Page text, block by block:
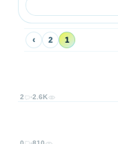
1
2
›
2 2.6K